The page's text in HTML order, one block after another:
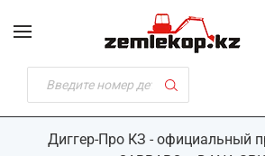
Диггер-Про КЗ - официальный